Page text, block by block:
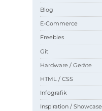
Blog
E-Commerce
Freebies
Git
Hardware / Geräte
HTML / CSS
Infografik
Inspiration / Showcase